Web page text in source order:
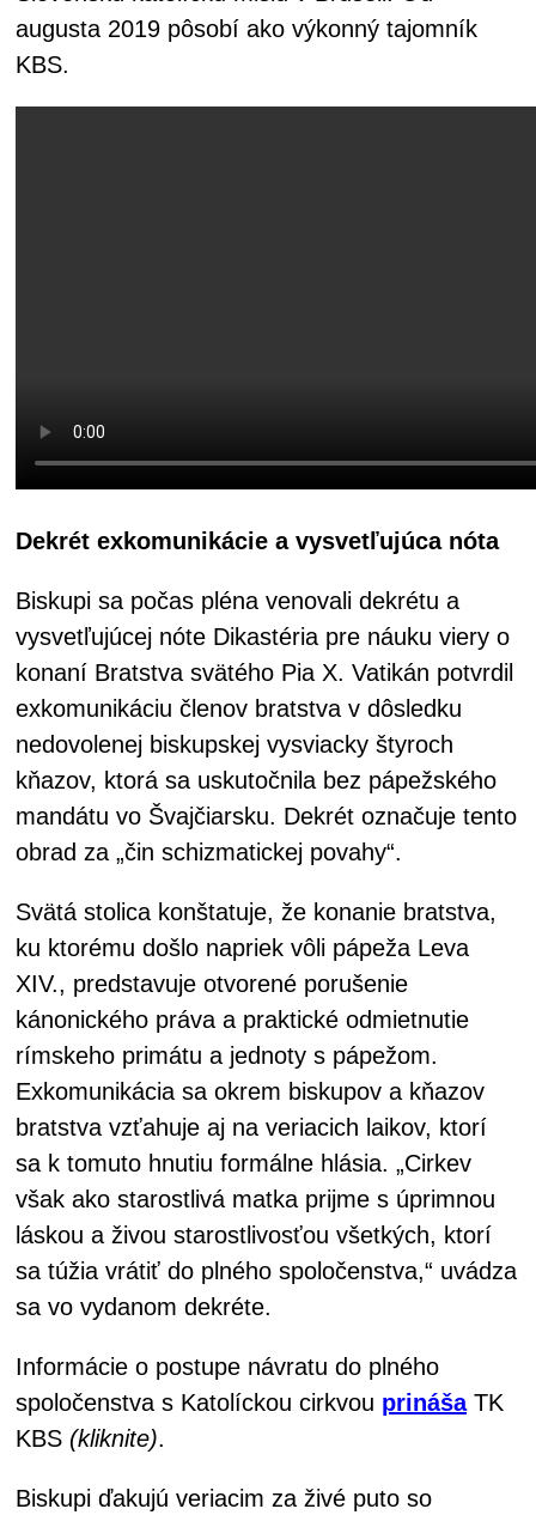
augusta 2019 pôsobí ako výkonný tajomník
KBS.
Dekrét exkomunikácie a vysvetľujúca nóta
Biskupi sa počas pléna venovali dekrétu a
vysvetľujúcej nóte Dikastéria pre náuku viery o
konaní Bratstva svätého Pia X. Vatikán potvrdil
exkomunikáciu členov bratstva v dôsledku
nedovolenej biskupskej vysviacky štyroch
kňazov, ktorá sa uskutočnila bez pápežského
mandátu vo Švajčiarsku. Dekrét označuje tento
obrad za „čin schizmatickej povahy“.
Svätá stolica konštatuje, že konanie bratstva,
ku ktorému došlo napriek vôli pápeža Leva
XIV., predstavuje otvorené porušenie
kánonického práva a praktické odmietnutie
rímskeho primátu a jednoty s pápežom.
Exkomunikácia sa okrem biskupov a kňazov
bratstva vzťahuje aj na veriacich laikov, ktorí
sa k tomuto hnutiu formálne hlásia. „Cirkev
však ako starostlivá matka prijme s úprimnou
láskou a živou starostlivosťou všetkých, ktorí
sa túžia vrátiť do plného spoločenstva,“ uvádza
sa vo vydanom dekréte.
Informácie o postupe návratu do plného
spoločenstva s Katolíckou cirkvou prinášaTK
KBS (kliknite).
Biskupi ďakujú veriacim za živé puto so